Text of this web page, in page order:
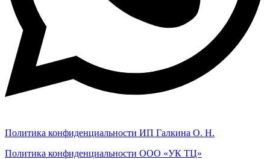
Политика конфиденциальности ИП Галкина О. Н.
Политика конфиденциальности ООО «УК ТЦ»